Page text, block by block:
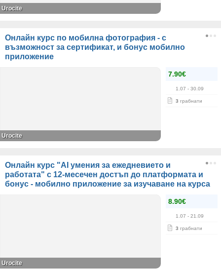
Urocite
Онлайн курс по мобилна фотография - с
възможност за сертификат, и бонус мобилно
приложение
7.90€
1.07 - 30.09
3 грабнати
Urocite
Онлайн курс "AI умения за ежедневието и
работата" с 12-месечен достъп до платформата и
бонус - мобилно приложение за изучаване на курса
8.90€
1.07 - 21.09
3 грабнати
Urocite